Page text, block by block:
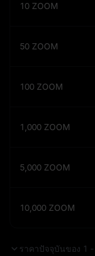
10 ZOOM
50 ZOOM
100 ZOOM
1,000 ZOOM
5,000 ZOOM
10,000 ZOOM
ราคาปัจจุบันของ 1 -